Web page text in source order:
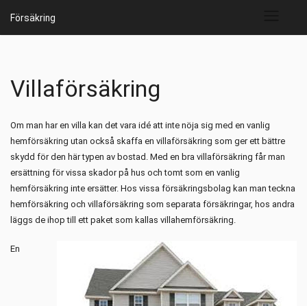
Försäkring
Villaförsäkring
Om man har en villa kan det vara idé att inte nöja sig med en vanlig
hemförsäkring utan också skaffa en villaförsäkring som ger ett bättre
skydd för den här typen av bostad. Med en bra villaförsäkring får man
ersättning för vissa skador på hus och tomt som en vanlig
hemförsäkring inte ersätter. Hos vissa försäkringsbolag kan man teckna
hemförsäkring och villaförsäkring som separata försäkringar, hos andra
läggs de ihop till ett paket som kallas villahemförsäkring.
En